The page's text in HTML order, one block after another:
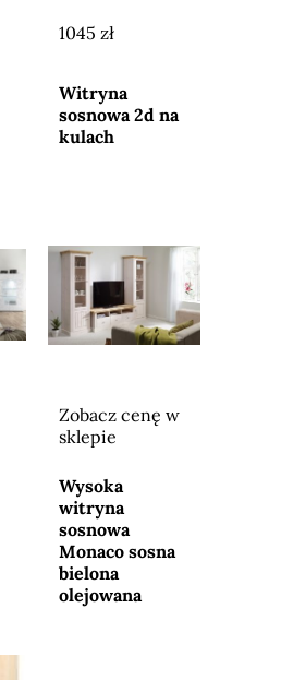
1045 zł
sklepu
Witryna
sosnowa 2d na
kulach
Zobacz cenę w
sklepie
sklepu
Wysoka
witryna
sosnowa
Monaco sosna
bielona
olejowana